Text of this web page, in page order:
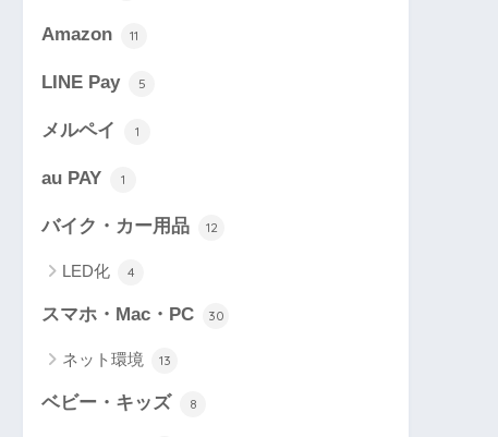
Amazon 11
LINE Pay 5
メルペイ 1
au PAY 1
バイク・カー用品 12
LED化 4
スマホ・Mac・PC 30
ネット環境 13
ベビー・キッズ 8